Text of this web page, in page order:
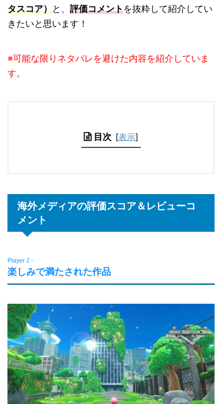
タスコア）と、 評価コメントを抜粋して紹介してい
きたいと思います！
※可能な限りネタバレを避けた内容を紹介していま
す。
目次 [表示]
海外メディアの評価スコア＆レビューコ
メント
Player 2 -
楽しみで満たされた作品